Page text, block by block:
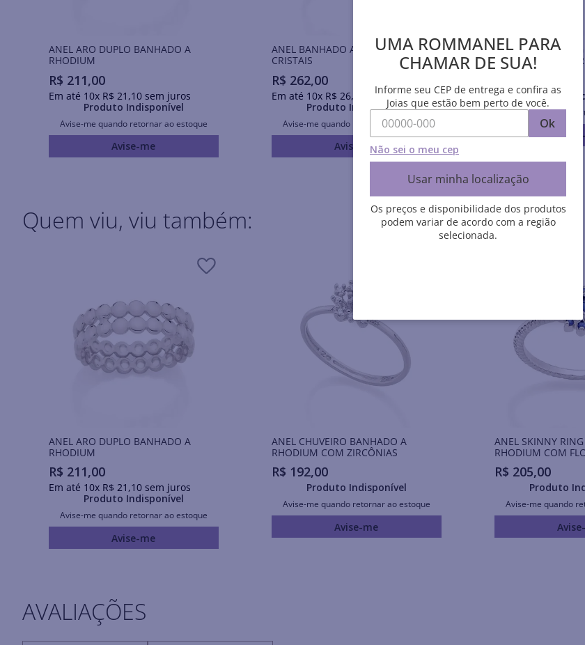
ANEL ARO DUPLO BANHADO A
RHODIUM
R$ 211,00
Em até 10x R$ 21 ,10sem juros
Produto Indisponível
Avise-me quando retornar ao estoque
Avise-me
ANEL BANHADO A RHODIUM COM
CRISTAIS
R$ 262,00
Em até 10x R$ 26,
sem juros
Produto Indisponível
Avise-me quando retornar ao estoque
Avise-me
ANEL SKINNY
RHODIUM COM
Produto
Avise-me quando
Quem viu, viu também:
ANEL ARO DUPLO BANHADO A
RHODIUM
R$ 211,00
Em até 10x R$ 21 ,10sem juros
Produto Indisponível
Avise-me quando retornar ao estoque
Avise-me
ANEL CHUVEIRO BANHADO A
RHODIUM COM ZIRCÔNIAS
R$ 192,00
Produto Indisponível
Avise-me quando retornar ao estoque
Avise-me
ANEL SKINNY
RHODIUM COM
R$ 205,00
Produto
Avise-me quando
AVALIAÇÕES
UMA ROMMANEL PARA
CHAMAR DE SUA!
Informe seu CEP de entrega e confira as
Joias que estão bem perto de você.
Ok
Não sei o meu cep
Usar minha localização
Os preços e disponibilidade dos produtos
podem variar de acordo com a região
selecionada.